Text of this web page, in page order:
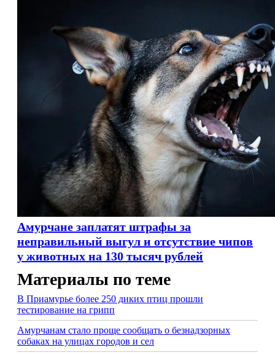
Амурчане заплатят штрафы за
неправильный выгул и отсутствие чипов
у животных на 130 тысяч рублей
Материалы по теме
В Приамурье более 250 диких птиц прошли
тестирование на грипп
Амурчанам стало проще сообщать о безнадзорных
собаках на улицах городов и сел